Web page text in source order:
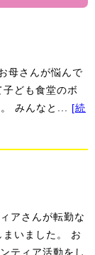
母さんが悩んで
ども食堂のボ
みんなと... [続
アさんが転勤な
いました。 お
ティア活動をし